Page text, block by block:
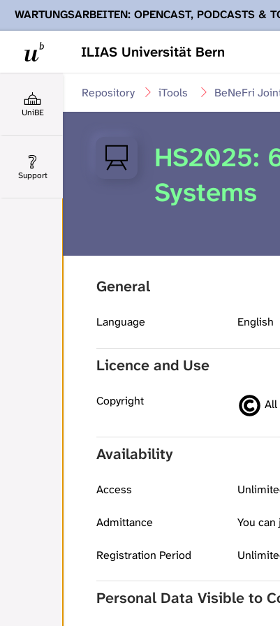
ILIAS Universität Bern
WARTUNGSARBEITEN: OPENCAST, PODCASTS &
Ihnen Podcasts, Opencast-Videos und Tobira nicht
UniBE
Support
BeNeFri
iTools
Repository
HS2025:
Systems
General
Language English
Licence and Use
Copyright All
Availability
Access
Admittance You
Registration Period
Personal Data Visible to